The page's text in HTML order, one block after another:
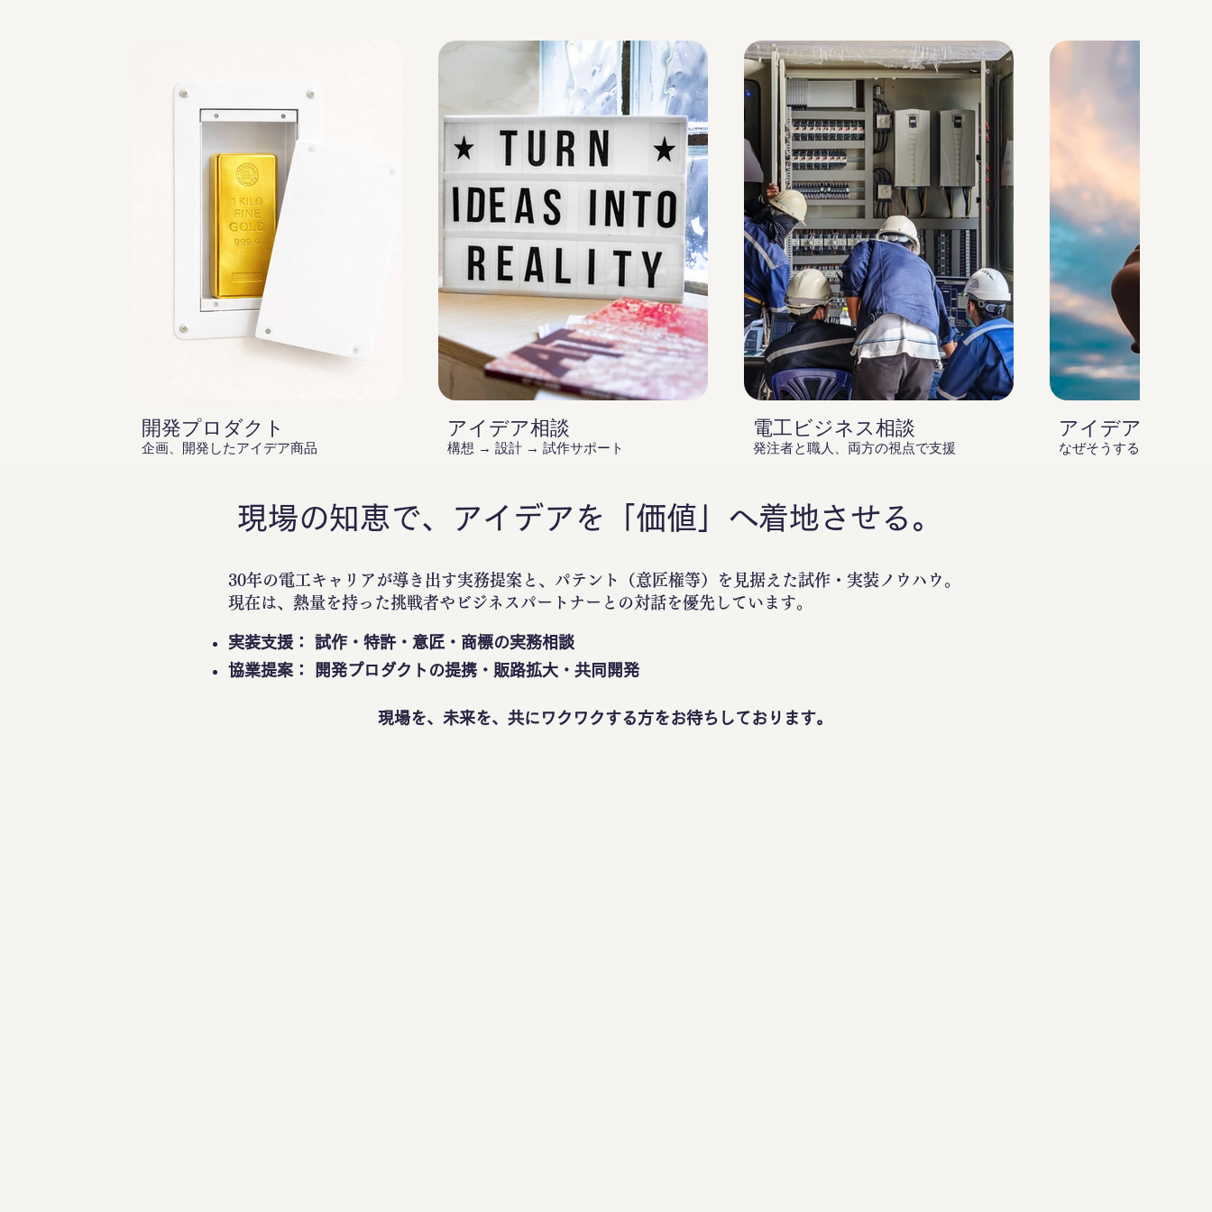
開発プロダクト
企画、開発したアイデア商品
アイデア相談
構想 → 設計 → 試作サポート
電工ビジネス相談
発注者と職人、両方の視点で支援
アイデア庵の思
なぜそうするのか？を伝
現場の知恵で、アイデアを「価値」へ着地させる。
30年の電工キャリアが導き出す実務提案と、パテント（意匠権等）を見据えた試作・実装ノウハウ。
現在は、熱量を持った挑戦者やビジネスパートナーとの対話を優先しています。
実装支援： 試作・特許・意匠・商標の実務相談
協業提案： 開発プロダクトの提携・販路拡大・共同開発
現場を、未来を、共にワクワクする方をお待ちしております。